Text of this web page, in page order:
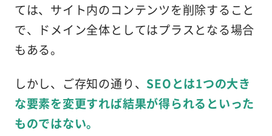
ては、サイト内のコンテンツを削除すること
で、ドメイン全体としてはプラスとなる場合
もある。
しかし、ご存知の通り、 SEOとは1つの大き
な要素を変更すれば結果が得られるといった
ものではない。